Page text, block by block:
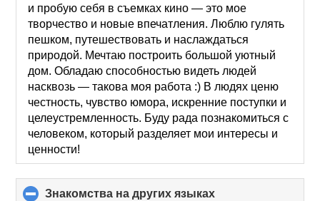
и пробую себя в съемках кино — это мое
творчество и новые впечатления. Люблю гулять
пешком, путешествовать и наслаждаться
природой. Мечтаю построить большой уютный
дом. Обладаю способностью видеть людей
насквозь — такова моя работа :) В людях ценю
честность, чувство юмора, искренние поступки и
целеустремленность. Буду рада познакомиться с
человеком, который разделяет мои интересы и
ценности!
Знакомства на других языках